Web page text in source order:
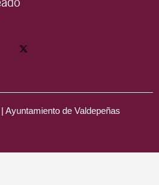
Ayuntamiento de Valdepeñas